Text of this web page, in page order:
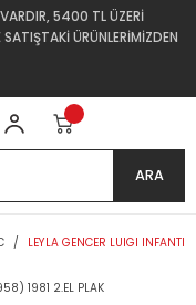
5400 TL ÜZERİ
ÜRÜNLERİMİZDEN
ARA
LEYLA GENCER LUIGI